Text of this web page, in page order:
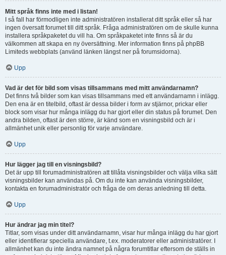
Mitt språk finns inte med i listan!
I så fall har förmodligen inte administratören installerat ditt språk eller så har
ingen översatt forumet till ditt språk. Fråga administratören om de skulle kunna
installera språkpaketet du vill ha. Om språkpaketet inte finns så är du
välkommen att skapa en ny översättning. Mer information finns på phpBB
Limiteds webbplats (använd länken längst ner på forumsidorna).
Upp
Vad är det för bild som visas tillsammans med mitt användarnamn?
Det finns två bilder som kan visas tillsammans med ett användarnamn i inlägg.
Den ena är en titelbild, oftast är dessa bilder i form av stjärnor, prickar eller
block som visar hur många inlägg du har gjort eller din status på forumet. Den
andra bilden, oftast är den större, är känd som en visningsbild och är i
allmänhet unik eller personlig för varje användare.
Upp
Hur lägger jag till en visningsbild?
Det är upp till forumadministratören att tillåta visningsbilder och välja vilka sätt
visningsbilder kan användas på. Om du inte kan använda visningsbilder,
kontakta en forumadministratör och fråga de om deras anledning till detta.
Upp
Hur ändrar jag min titel?
Titlar, som visas under ditt användarnamn, visar hur många inlägg du har gjort
eller identifierar speciella användare, t.ex. moderatorer eller administratörer. I
allmänhet kan du inte ändra namnet på några forumtitlar eftersom de ställs in